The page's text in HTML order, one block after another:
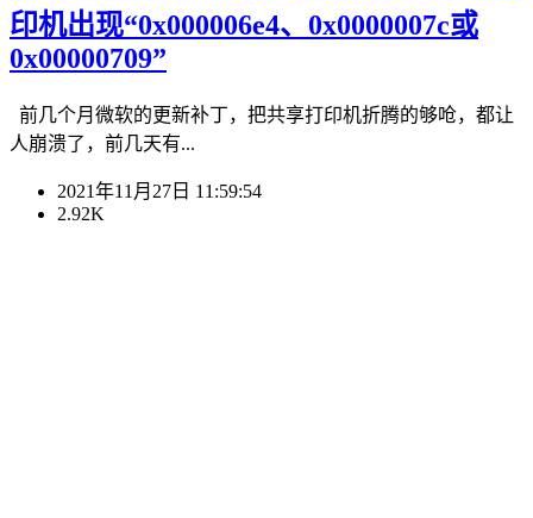
印机出现“0x000006e4、0x0000007c或
0x00000709”
前几个月微软的更新补丁，把共享打印机折腾的够呛，都让
人崩溃了，前几天有...
2021年11月27日 11:59:54
2.92K